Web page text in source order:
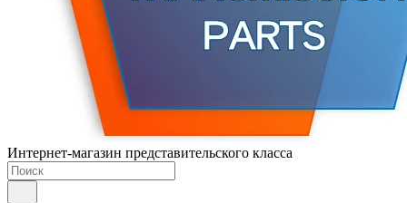
Интернет-магазин представительского класса